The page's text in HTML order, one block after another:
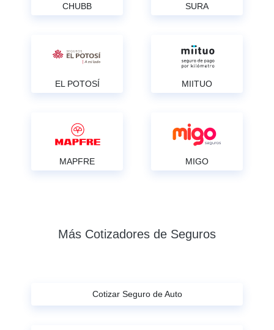
CHUBB SURA
EL POTOSÍ MIITUO
MAPFRE MIGO
Más Cotizadores de Seguros
Cotizar Seguro de Auto